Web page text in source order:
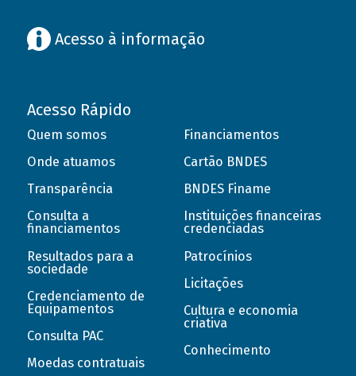
Acesso à informação
Acesso Rápido
Quem somos
Onde atuamos
Transparência
Consulta a
financiamentos
Resultados para a
sociedade
Credenciamento de
Equipamentos
Consulta PAC
Moedas contratuais
Financiamentos
Cartão BNDES
BNDES Finame
Instituições financeiras
credenciadas
Patrocínios
Licitações
Cultura e economia
criativa
Conhecimento